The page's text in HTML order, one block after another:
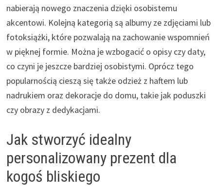
nabierają nowego znaczenia dzięki osobistemu
akcentowi. Kolejną kategorią są albumy ze zdjęciami lub
fotoksiążki, które pozwalają na zachowanie wspomnień
w pięknej formie. Można je wzbogacić o opisy czy daty,
co czyni je jeszcze bardziej osobistymi. Oprócz tego
popularnością cieszą się także odzież z haftem lub
nadrukiem oraz dekoracje do domu, takie jak poduszki
czy obrazy z dedykacjami.
Jak stworzyć idealny
personalizowany prezent dla
kogoś bliskiego